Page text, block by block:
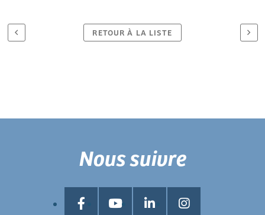
RETOUR À LA LISTE
Nous suivre